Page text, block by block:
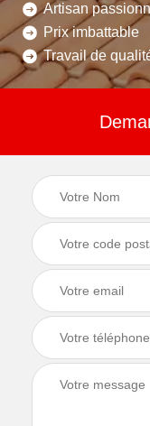
Artisan
Prix imbattable
Travail de